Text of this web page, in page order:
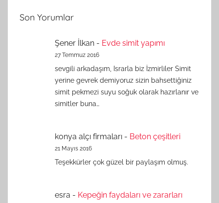
Son Yorumlar
Şener İlkan - Evde simit yapımı
27 Temmuz 2016
sevgili arkadaşım, Israrla biz İzmirliler Simit
yerine gevrek demiyoruz sizin bahsettiğiniz
simit pekmezi suyu soğuk olarak hazırlanır ve
simitler buna…
konya alçı firmaları - Beton çeşitleri
21 Mayıs 2016
Teşekkürler çok güzel bir paylaşım olmuş.
esra - Kepeğin faydaları ve zararları